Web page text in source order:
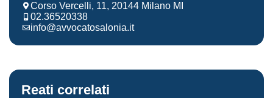
Corso Vercelli, 11, 20144 Milano MI
02.36520338
info@avvocatosalonia.it
Reati correlati